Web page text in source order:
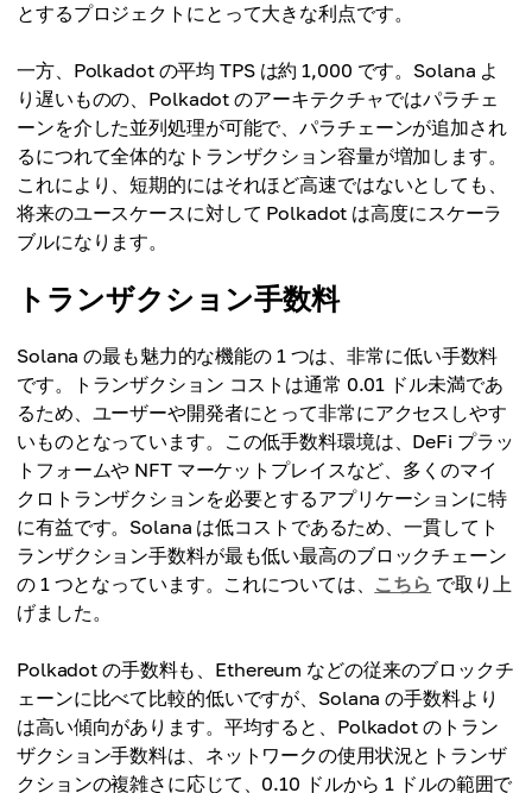
とするプロジェクトにとって大きな利点です。
一方、Polkadot の平均 TPS は約 1,000 です。Solana よ
り遅いものの、Polkadot のアーキテクチャではパラチェ
ーンを介した並列処理が可能で、パラチェーンが追加され
るにつれて全体的なトランザクション容量が増加します。
これにより、短期的にはそれほど高速ではないとしても、
将来のユースケースに対して Polkadot は高度にスケーラ
ブルになります。
トランザクション手数料
Solana の最も魅力的な機能の 1 つは、非常に低い手数料
です。トランザクション コストは通常​​ 0.01 ドル未満であ
るため、ユーザーや開発者にとって非常にアクセスしやす
いものとなっています。この低手数料環境は、DeFi プラッ
トフォームや NFT マーケットプレイスなど、多くのマイ
クロトランザクションを必要とするアプリケーションに特
に有益です。Solana は低コストであるため、一貫してト
ランザクション手数料が最も低い最高のブロックチェーン
の 1 つとなっています。これについては、 こちら で取り上
げました。
Polkadot の手数料も、Ethereum などの従来のブロックチ
ェーンに比べて比較的低いですが、Solana の手数料より
は高い傾向があります。平均すると、Polkadot のトラン
ザクション手数料は、ネットワークの使用状況とトランザ
クションの複雑さに応じて、0.10 ドルから 1 ドルの範囲で